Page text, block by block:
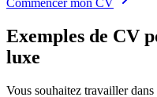
Commencer mon CV
Exemples de CV
luxe
Vous souhaitez travailler